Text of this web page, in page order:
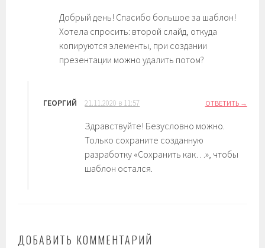
Добрый день! Спасибо большое за шаблон!
Хотела спросить: второй слайд, откуда
копируются элементы, при создании
презентации можно удалить потом?
ГЕОРГИЙ 21.11.2020 в 11:57 ОТВЕТИТЬ
Здравствуйте! Безусловно можно.
Только сохраните созданную
разработку «Сохранить как…», чтобы
шаблон остался.
ДОБАВИТЬ КОММЕНТАРИЙ